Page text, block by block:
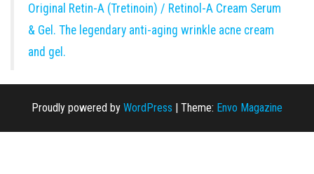
Original Retin-A (Tretinoin) / Retinol-A Cream Serum
& Gel. The legendary anti-aging wrinkle acne cream
and gel.
Proudly powered by WordPress | Theme: Envo Magazine